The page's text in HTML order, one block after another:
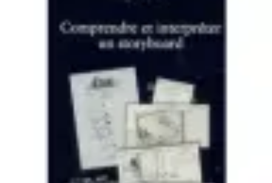
Perception et Utilisation Guide d'achat
Éducation et
ApprentissageAtlas Thématiques